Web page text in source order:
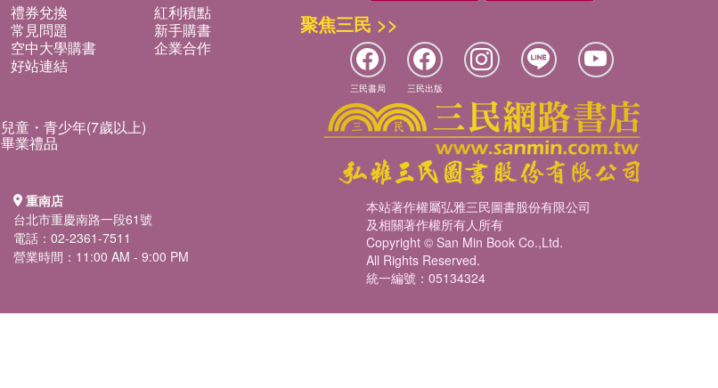
禮券兌換
紅利積點
常見問題
新手購書
空中大學購書
企業合作
好站連結
兒童・青少年(7歲以上)
畢業禮品
重南店
台北市重慶南路一段61號
電話：02-2361-7511
營業時間：11:00 AM - 9:00 PM
聚焦三民 >>
三民書局 三民出版
本站著作權屬弘雅三民圖書股份有限公司
及相關著作權所有人所有
Copyright © San Min Book Co.,Ltd.
All Rights Reserved.
統一編號：05134324